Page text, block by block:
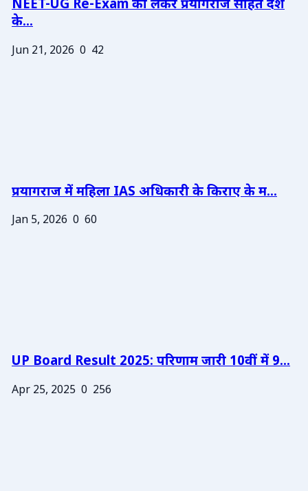
NEET-UG Re-Exam को लेकर प्रयागराज सहित देश
के...
Jun 21, 2026 0 42
प्रयागराज में महिला IAS अधिकारी के किराए के म...
Jan 5, 2026 0 60
UP Board Result 2025: परिणाम जारी 10वीं में 9...
Apr 25, 2025 0 256